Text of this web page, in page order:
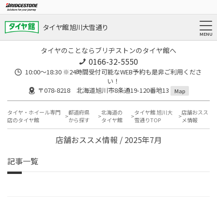
タイヤ館 旭川大雪通り
タイヤのことならブリヂストンのタイヤ館へ
0166-32-5550
10:00～18:30 ※24時間受付可能なWEB予約も是非ご利用くださ
い！
〒078-8218 北海道旭川市8条通19-120番地13
Map
タイヤ・ホイール専門
店のタイヤ館
都道府県
から探す
北海道の
タイヤ館
タイヤ館 旭川大
雪通りTOP
店舗おスス
メ情報
店舗おススメ情報 / 2025年7月
記事一覧